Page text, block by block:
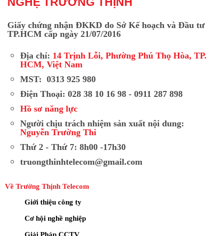
Giấy chứng nhận ĐKKD do Sở Kế hoạch và Đầu tư
TP.HCM cấp ngày 21/07/2016
Địa chỉ: 14 Trịnh Lỗi, Phường Phú Thọ Hòa, TP.
HCM, Việt Nam
MST: 0313 925 980
Điện Thoại: 028 38 10 16 98 - 0911 287 898
Hồ sơ năng lực
Người chịu trách nhiệm sản xuất nội dung:
Nguyễn Trường Thi
Thứ 2 - Thứ 7: 8h00 -17h30
truongthinhtelecom@gmail.com
Về Trường Thịnh Telecom
Giới thiệu công ty
Cơ hội nghề nghiệp
Giải Pháp CCTV